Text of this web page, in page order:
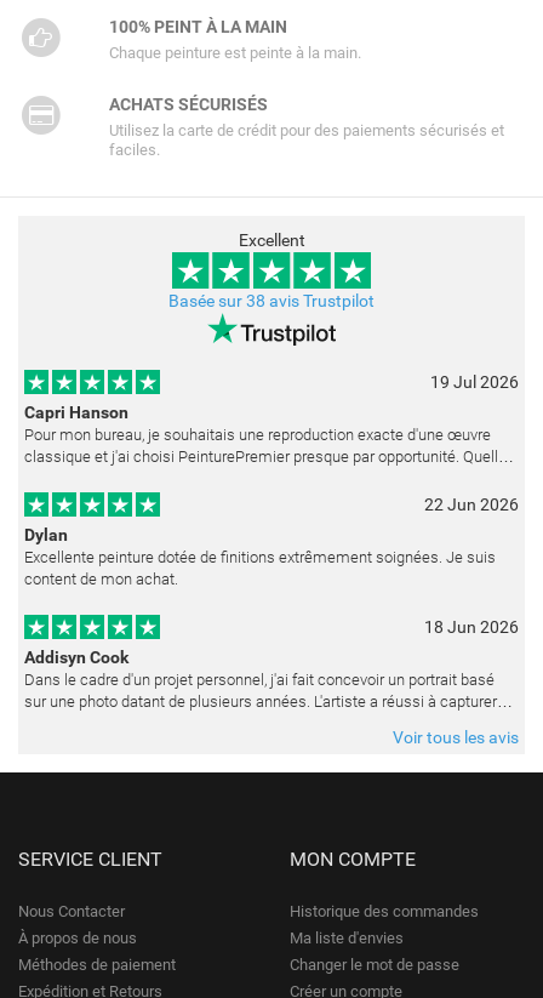
100% PEINT À LA MAIN
Chaque peinture est peinte à la main.
ACHATS SÉCURISÉS
Utilisez la carte de crédit pour des paiements sécurisés et
faciles.
Excellent
Basée sur 38 avis Trustpilot
19 Jul 2026
Capri Hanson
Pour mon bureau, je souhaitais une reproduction exacte d'une œuvre
classique et j'ai choisi PeinturePremier presque par opportunité. Quelle
22 Jun 2026
Dylan
Excellente peinture dotée de finitions extrêmement soignées. Je suis
content de mon achat.
18 Jun 2026
Addisyn Cook
Dans le cadre d'un projet personnel, j'ai fait concevoir un portrait basé
sur une photo datant de plusieurs années. L'artiste a réussi à capturer
Voir tous les avis
SERVICE CLIENT
Nous Contacter
À propos de nous
Méthodes de paiement
Expédition et Retours
MON COMPTE
Historique des commandes
Ma liste d'envies
Changer le mot de passe
Créer un compte